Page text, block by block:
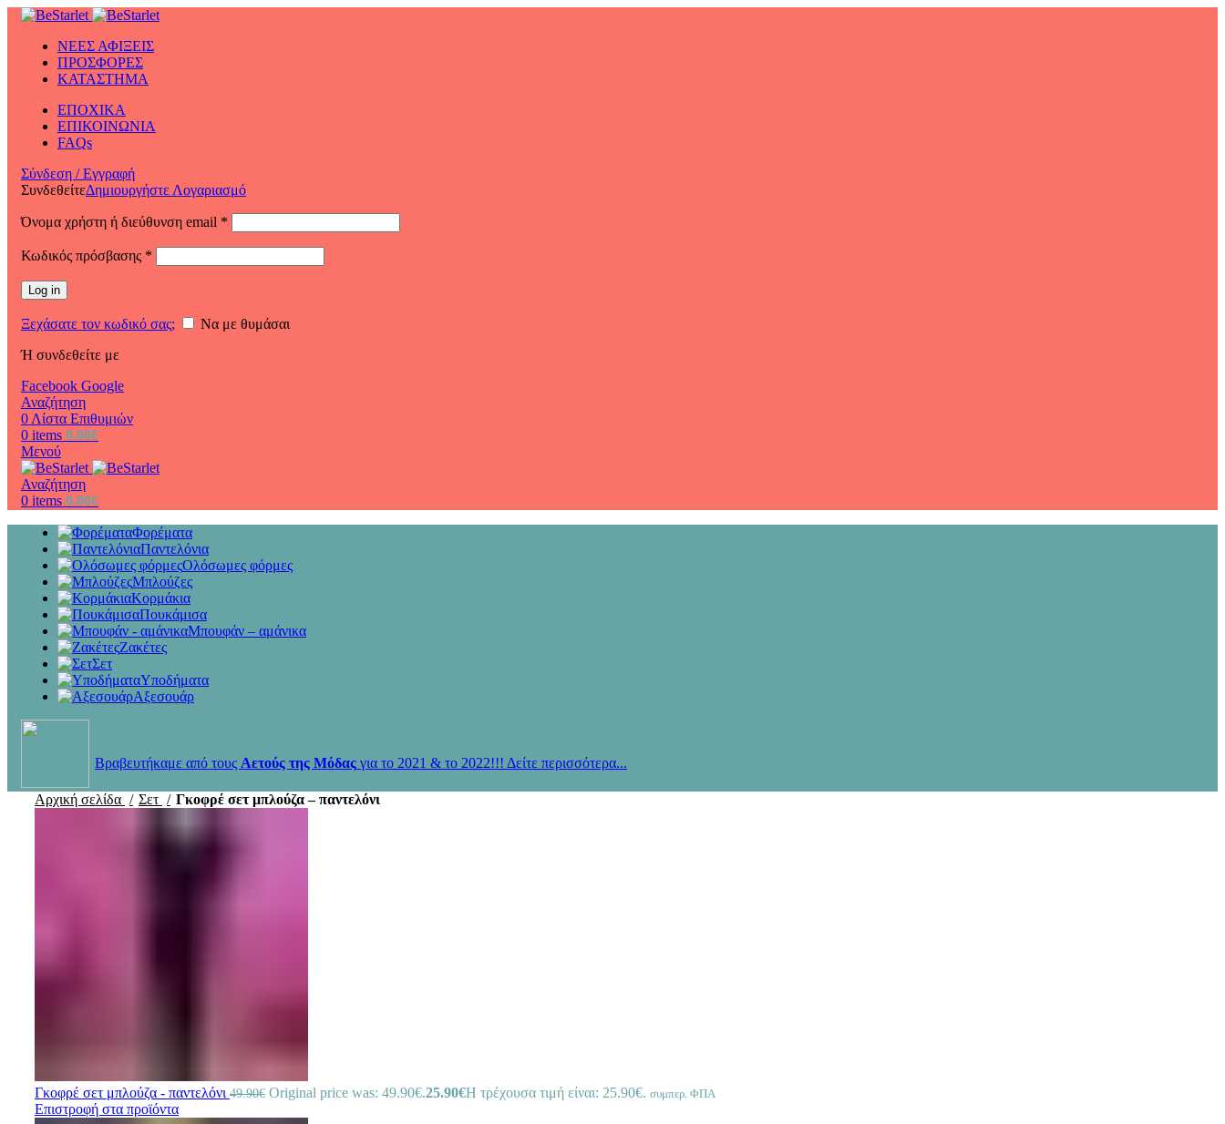
ΝΕΕΣ ΑΦΙΞΕΙΣ
ΠΡΟΣΦΟΡΕΣ
ΚΑΤΑΣΤΗΜΑ
ΕΠΟΧΙΚΑ
ΕΠΙΚΟΙΝΩΝΙΑ
FAQs
Σύνδεση / Εγγραφή
ΣυνδεθείτεΔημιουργήστε Λογαριασμό
Όνομα χρήστη ή διεύθυνση email *
Κωδικός πρόσβασης *
Log in
Ξεχάσατε τον κωδικό σας;
Να με θυμάσαι
Ή συνδεθείτε με
Facebook Google
Αναζήτηση
0 Λίστα Επιθυμιών
0 items 0.00€
Μενού
Αναζήτηση
0 items 0.00€
Φορέματα
Παντελόνια
Ολόσωμες φόρμες
Μπλούζες
Κορμάκια
Πουκάμισα
Μπουφάν – αμάνικα
Ζακέτες
Σετ
Υποδήματα
Αξεσουάρ
Βραβευτήκαμε από τους Αετούς της Μόδας για το 2021 & το 2022!!! Δείτε περισσότερα...
Αρχική σελίδα Σετ Γκοφρέ σετ μπλούζα – παντελόνι
Γκοφρέ σετ μπλούζα - παντελόνι 49.90€ Original price was: 49.90€.25.90€Η τρέχουσα τιμή είναι: 25.90€. συμπερ. ΦΠΑ
Επιστροφή στα προϊόντα